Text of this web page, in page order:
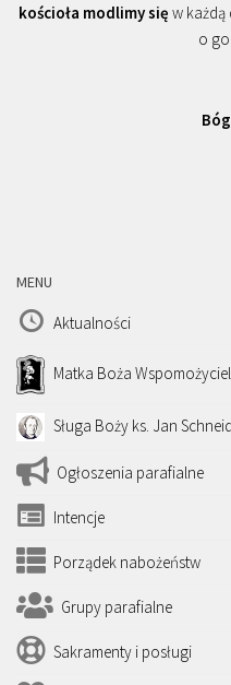
kościoła modlimy się w każdą
o
MENU
Aktualności
Matka Boża
Sługa Boży ks. Jan
Ogłoszenia parafialne
Intencje
Porządek nabożeństw
Grupy parafialne
Sakramenty i posługi